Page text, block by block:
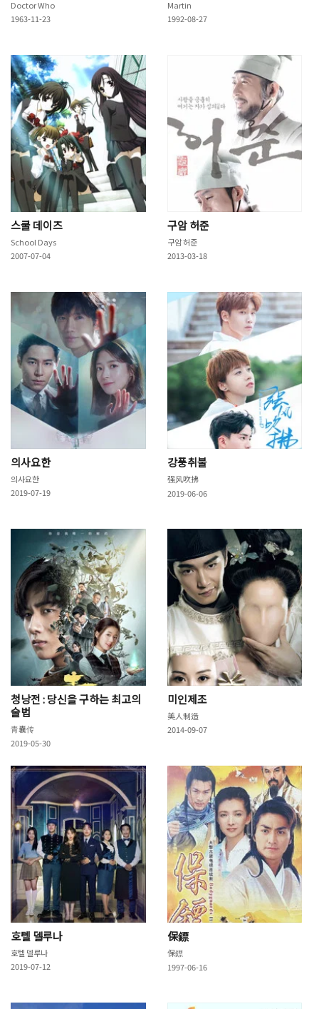
Doctor Who
1963-11-23
Martin
1992-08-27
스쿨 데이즈
School Days
2007-07-04
구암 허준
구암 허준
2013-03-18
의사요한
의사요한
2019-07-19
강풍취불
强风吹拂
2019-06-06
청낭전 : 당신을 구하는 최고의
술법
青囊传
2019-05-30
미인제조
美人制造
2014-09-07
호텔 델루나
호텔 델루나
2019-07-12
保鏢
保鏢
1997-06-16